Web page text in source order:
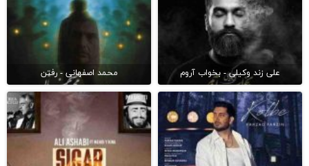
علی زند وکیلی - بخواب آروم محمد اصفهانی - رفتن